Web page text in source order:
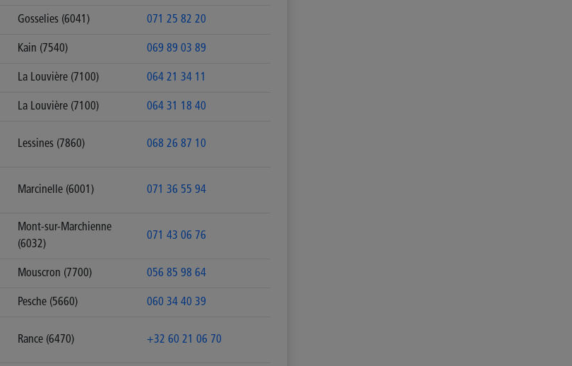
Gosselies (6041) 071 25 82 20
Kain (7540) 069 89 03 89
La Louvière (7100) 064 21 34 11
La Louvière (7100) 064 31 18 40
Lessines (7860) 068 26 87 10
Marcinelle (6001) 071 36 55 94
Mont-sur-Marchienne
(6032)
071 43 06 76
Mouscron (7700) 056 85 98 64
Pesche (5660) 060 34 40 39
Rance (6470) +32 60 21 06 70